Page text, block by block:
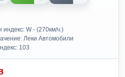
индекс: W - (270км/ч.)
Леки Автомобили
103